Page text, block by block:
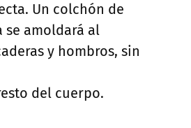
Un colchón de
se amoldará al
y hombros, sin
del cuerpo.